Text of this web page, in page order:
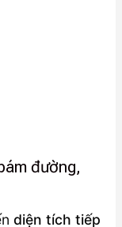
đường,
diện tích tiếp